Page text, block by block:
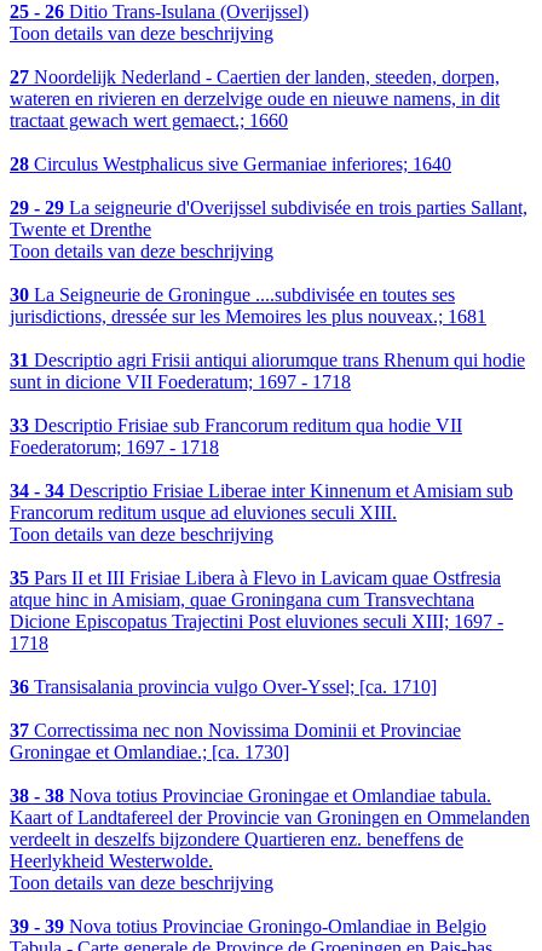
25 - 26 Ditio Trans-Isulana (Overijssel)
Toon details van deze beschrijving
27 Noordelijk Nederland - Caertien der landen, steeden, dorpen,
wateren en rivieren en derzelvige oude en nieuwe namens, in dit
tractaat gewach wert gemaect.; 1660
28 Circulus Westphalicus sive Germaniae inferiores; 1640
29 - 29 La seigneurie d'Overijssel subdivisée en trois parties Sallant,
Twente et Drenthe
Toon details van deze beschrijving
30 La Seigneurie de Groningue ....subdivisée en toutes ses
jurisdictions, dressée sur les Memoires les plus nouveax.; 1681
31 Descriptio agri Frisii antiqui aliorumque trans Rhenum qui hodie
sunt in dicione VII Foederatum; 1697 - 1718
33 Descriptio Frisiae sub Francorum reditum qua hodie VII
Foederatorum; 1697 - 1718
34 - 34 Descriptio Frisiae Liberae inter Kinnenum et Amisiam sub
Francorum reditum usque ad eluviones seculi XIII.
Toon details van deze beschrijving
35 Pars II et III Frisiae Libera à Flevo in Lavicam quae Ostfresia
atque hinc in Amisiam, quae Groningana cum Transvechtana
Dicione Episcopatus Trajectini Post eluviones seculi XIII; 1697 -
1718
36 Transisalania provincia vulgo Over-Yssel; [ca. 1710]
37 Correctissima nec non Novissima Dominii et Provinciae
Groningae et Omlandiae.; [ca. 1730]
38 - 38 Nova totius Provinciae Groningae et Omlandiae tabula.
Kaart of Landtafereel der Provincie van Groningen en Ommelanden
verdeelt in deszelfs bijzondere Quartieren enz. beneffens de
Heerlykheid Westerwolde.
Toon details van deze beschrijving
39 - 39 Nova totius Provinciae Groningo-Omlandiae in Belgio